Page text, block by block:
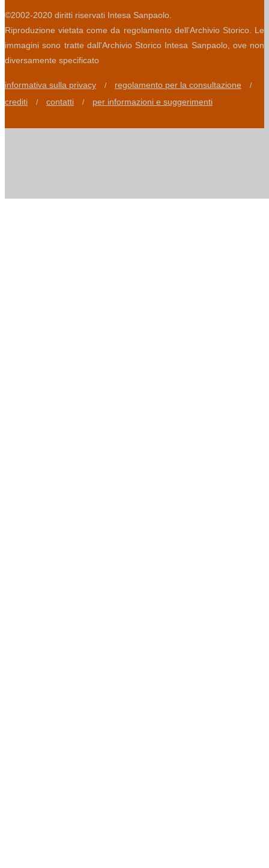
©2002-2020 diritti riservati Intesa Sanpaolo.
Riproduzione vietata come da regolamento dell'Archivio Storico. Le
immagini sono tratte dall'Archivio Storico Intesa Sanpaolo, ove non
diversamente specificato
informativa sulla privacy / regolamento per la consultazione /
crediti / contatti / per informazioni e suggerimenti